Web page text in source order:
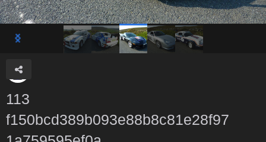
113
f150bcd389b093e88b8c81e28f97